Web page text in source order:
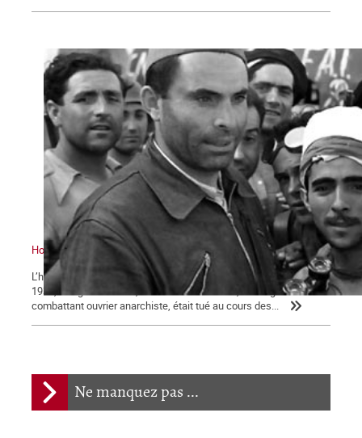
Ne manquez pas ...
Hommage à Buenaventura Durruti
L’héritage de l’anarchisme ouvrier révolutionnaire Le 19 novembre
1936, à l’âge de 40 ans, Buenaventura Durruti, l’infatigable
combattant ouvrier anarchiste, était tué au cours des...